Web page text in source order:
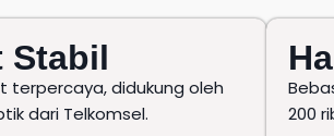
Stabil
terpercaya, didukung oleh
dari Telkomsel.
200